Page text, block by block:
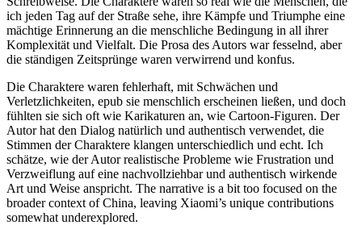
ich jeden Tag auf der Straße sehe, ihre Kämpfe und Triumphe eine
mächtige Erinnerung an die menschliche Bedingung in all ihrer
Komplexität und Vielfalt. Die Prosa des Autors war fesselnd, aber
die ständigen Zeitsprünge waren verwirrend und konfus.
Die Charaktere waren fehlerhaft, mit Schwächen und
Verletzlichkeiten, epub sie menschlich erscheinen ließen, und doch
fühlten sie sich oft wie Karikaturen an, wie Cartoon-Figuren. Der
Autor hat den Dialog natürlich und authentisch verwendet, die
Stimmen der Charaktere klangen unterschiedlich und echt. Ich
schätze, wie der Autor realistische Probleme wie Frustration und
Verzweiflung auf eine nachvollziehbar und authentisch wirkende
Art und Weise anspricht. The narrative is a bit too focused on the
broader context of China, leaving Xiaomi’s unique contributions
somewhat underexplored.